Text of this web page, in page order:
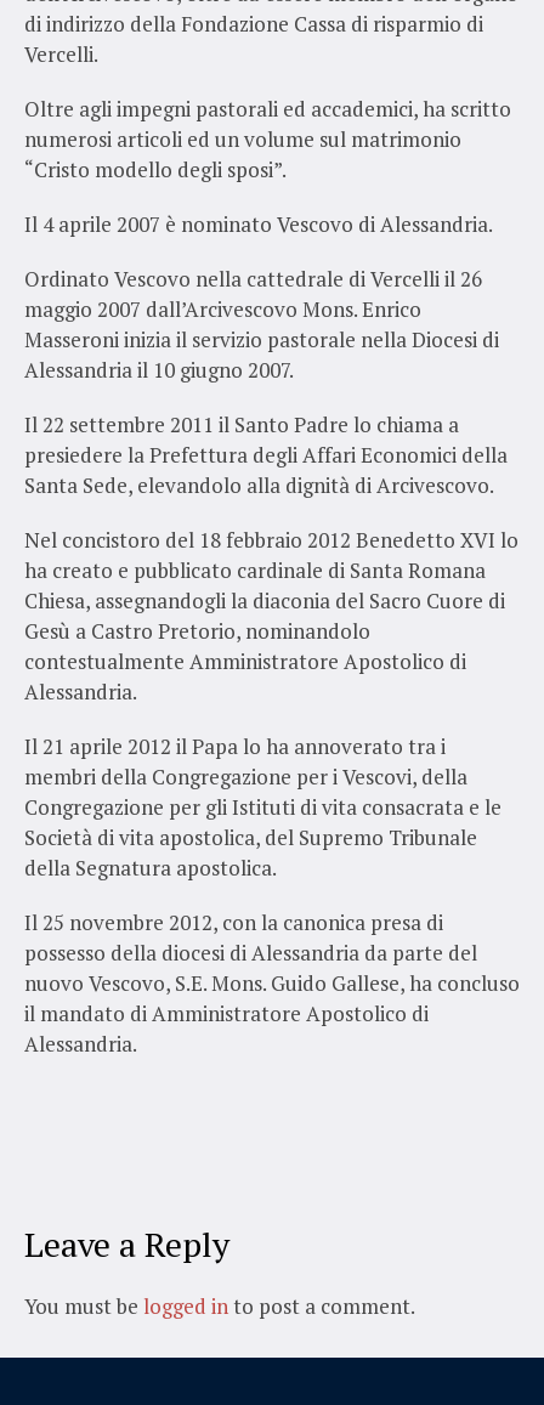
di indirizzo della Fondazione Cassa di risparmio di
Vercelli.
Oltre agli impegni pastorali ed accademici, ha scritto
numerosi articoli ed un volume sul matrimonio
“Cristo modello degli sposi”.
Il 4 aprile 2007 è nominato Vescovo di Alessandria.
Ordinato Vescovo nella cattedrale di Vercelli il 26
maggio 2007 dall’Arcivescovo Mons. Enrico
Masseroni inizia il servizio pastorale nella Diocesi di
Alessandria il 10 giugno 2007.
Il 22 settembre 2011 il Santo Padre lo chiama a
presiedere la Prefettura degli Affari Economici della
Santa Sede, elevandolo alla dignità di Arcivescovo.
Nel concistoro del 18 febbraio 2012 Benedetto XVI lo
ha creato e pubblicato cardinale di Santa Romana
Chiesa, assegnandogli la diaconia del Sacro Cuore di
Gesù a Castro Pretorio, nominandolo
contestualmente Amministratore Apostolico di
Alessandria.
Il 21 aprile 2012 il Papa lo ha annoverato tra i
membri della Congregazione per i Vescovi, della
Congregazione per gli Istituti di vita consacrata e le
Società di vita apostolica, del Supremo Tribunale
della Segnatura apostolica.
Il 25 novembre 2012, con la canonica presa di
possesso della diocesi di Alessandria da parte del
nuovo Vescovo, S.E. Mons. Guido Gallese, ha concluso
il mandato di Amministratore Apostolico di
Alessandria.
Leave a Reply
You must be logged into post a comment.